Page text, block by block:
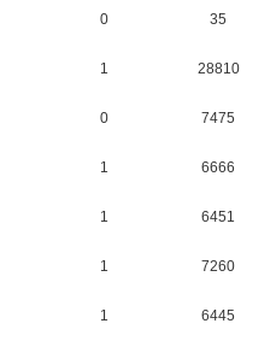
0 35
1 28810
0 7475
1 6666
1 6451
1 7260
1 6445